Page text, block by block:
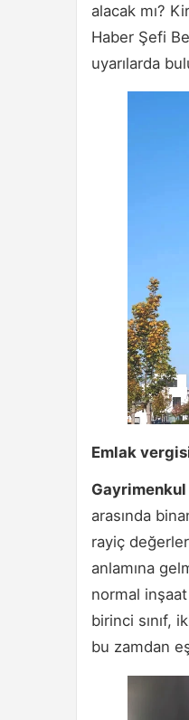
alacak mı?
Haber Şefi
uyarılarda
Emlak
Gayrimenkul
arasında
rayiç değerler
anlamına
normal
birinci sınıf,
bu zamdan